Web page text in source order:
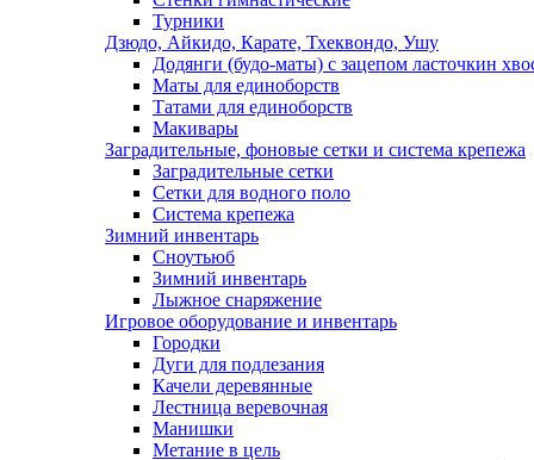
Турники
Дзюдо, Айкидо, Карате, Тхеквондо, Ушу
Додянги (будо-маты) с зацепом ласточкин
Маты для единоборств
Татами для единоборств
Макивары
Заградительные, фоновые сетки и система крепежа
Заградительные сетки
Сетки для водного поло
Система крепежа
Зимний инвентарь
Сноутьюб
Зимний инвентарь
Лыжное снаряжение
Игровое оборудование и инвентарь
Городки
Дуги для подлезания
Качели деревянные
Лестница веревочная
Манишки
Метание в цель